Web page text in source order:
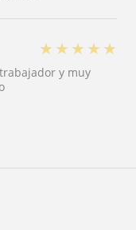
★ ★ ★ ★ ★
y muy